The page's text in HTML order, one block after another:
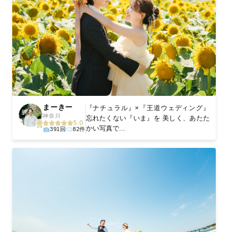
撮影後は、独自の編集技術で写真の明るさや色合いを丁寧に調
整。自然な雰囲気を残しつつも、おしゃれで洗練された仕上がり
に。きっと「こんな写真を撮ってほしかった！」と思える一枚に
出会えます。まずは、ラブグラフの撮影事例をご覧ください。
まーきー
神奈川
5.0
391回 82件
『ナチュラル』×『王道ウェディング』
忘れたくない『いま』を 美しく、あたた
かい写真で...